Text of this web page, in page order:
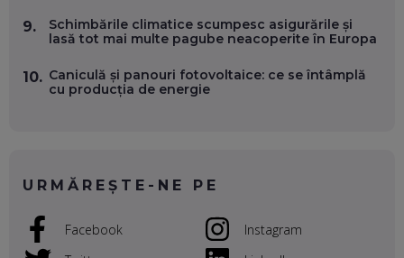
PROCESE, DAR CE FACEM CÂND PICĂ BAZA DE DATE, LA
INSTITUȚIILE STATULUI?
VOICU OPREAN (AROBS): CUM CONSTRUIEȘTI O COMPANIE
ROBERT GRAUR, FOMO: SPEAKERUL PE SCENĂ, INVITATUL
ANTREPRENORI
9.
Schimbările climatice scumpesc asigurările și
lasă tot mai multe pagube neacoperite în Europa
10. Caniculă și panouri fotovoltaice: ce se întâmplă
cu producția de energie
URMĂREȘTE-NE PE
Facebook
Instagram